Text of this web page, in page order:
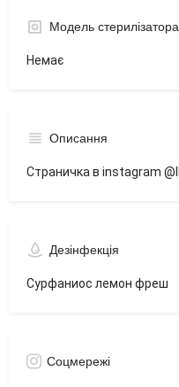
Модель стерилізатора
Немає
Описання
Страничка в instagram
Дезінфекція
Сурфаниос лемон фреш
Соцмережі